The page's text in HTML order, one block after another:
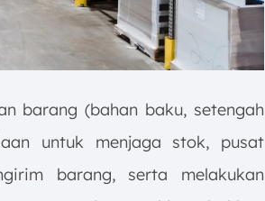
barang (bahan baku, setengah
untuk menjaga stok, pusat
barang, serta melakukan